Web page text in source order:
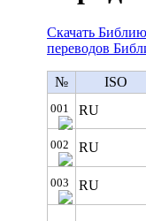
Скачать
переводов
№ ISO
001 RU
002 RU
003 RU